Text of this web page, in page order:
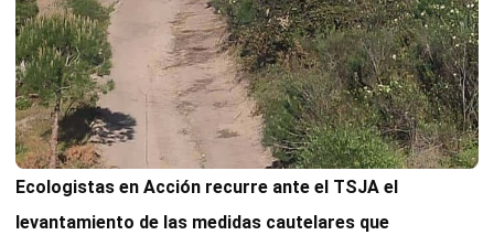
Ecologistas en Acción recurre ante el TSJA el
levantamiento de las medidas cautelares que